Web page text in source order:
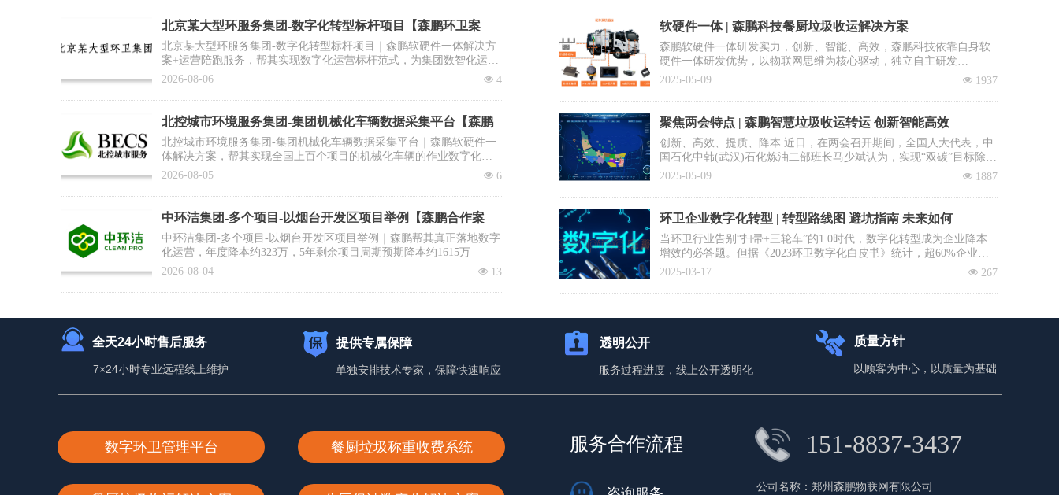
北京某大型环服务集团-数字化转型标杆项目【森鹏环卫案
例】
北京某大型环服务集团-数字化转型标杆项目｜森鹏软硬件一体解决方
案+运营陪跑服务，帮其实现数字化运营标杆范式，为集团数智化运营
推广复制提供标杆范式
넶 4
2026-08-06
北控城市环境服务集团-集团机械化车辆数据采集平台【森鹏
合作案例】
北控城市环境服务集团-集团机械化车辆数据采集平台｜森鹏软硬件一
体解决方案，帮其实现全国上百个项目的机械化车辆的作业数字化，
为集团数智化运营打好基础
넶 6
2026-08-05
中环洁集团-多个项目-以烟台开发区项目举例【森鹏合作案
例】
中环洁集团-多个项目-以烟台开发区项目举例｜森鹏帮其真正落地数字
化运营，年度降本约323万，5年剩余项目周期预期降本约1615万
넶 13
2026-08-04
软硬件一体 | 森鹏科技餐厨垃圾收运解决方案
森鹏软硬件一体研发实力，创新、智能、高效，森鹏科技依靠自身软
硬件一体研发优势，以物联网思维为核心驱动，独立自主研发
出“EVOS智慧环卫2.0管理平台”，餐厨垃圾收运系统是该平台核心子
넶 1937
2025-05-09
聚焦两会特点 | 森鹏智慧垃圾收运转运 创新智能高效
创新、高效、提质、降本 近日，在两会召开期间，全国人大代表，中
国石化中韩(武汉)石化炼油二部班长马少斌认为，实现“双碳”目标除了
需要企业进行转型升级和科技创新外，全民参与也必不可少，并就此
士、清华大学教授李景虹则建议政府鼓励回收企业与环卫系统合作，
降低前端收集运营成本。
넶 1887
2025-05-09
环卫企业数字化转型 | 转型路线图 避坑指南 未来如何
当环卫行业告别“扫帚+三轮车”的1.0时代，数字化转型成为企业降本
增效的必答题。但据《2023环卫数字化白皮书》统计，超60%企业投
入百万却未见实效：数据失真、系统闲置、员工抵触……如何避免重
你打赢这场“数字环卫攻坚战”。
넶 267
2025-03-17
公司名称： 郑州森鹏物联网有限公司
全天24小时售后服务
7×24小时专业远程线上维护
提供专属保障
单独安排技术专家，保障快速响应 服务过程进度，线上公开透明化
透明公开
以顾客为中心，以质量为基础
质量方针
数字环卫管理平台 餐厨垃圾称重收费系统 151-8837-3437
服务合作流程